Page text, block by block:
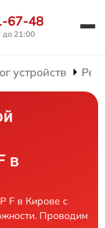
67-48
до 21:00
устройств
в
F в Кирове с
Проводим